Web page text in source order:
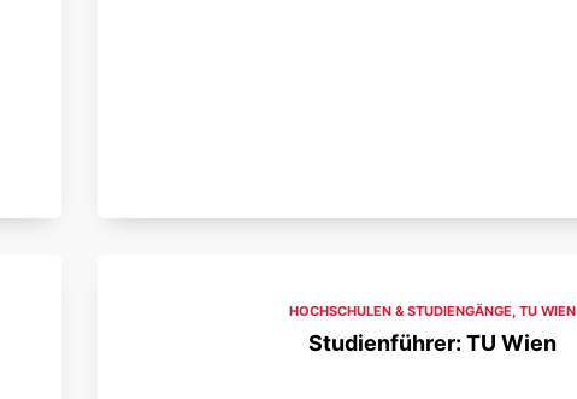
HOCHSCHULEN & STUDIENGÄNGE, TU WIEN
Studienführer: TU Wien